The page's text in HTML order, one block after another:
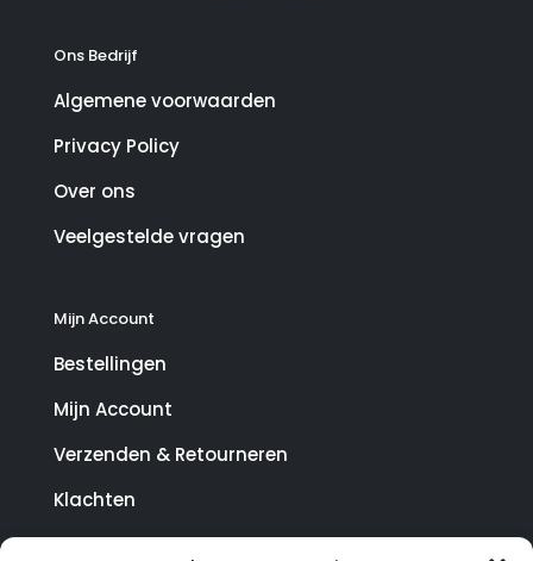
Ons Bedrijf
Algemene voorwaarden
Privacy Policy
Over ons
Veelgestelde vragen
Mijn Account
Bestellingen
Mijn Account
Verzenden & Retourneren
Klachten